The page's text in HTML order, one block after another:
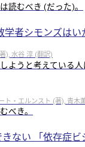
読むべき (だった)。
学者シモンズはい
), 水谷 淳 (翻訳)
ようと考えている人
ト・エルンスト (著), 青木
き。
ない 「依存症ビ